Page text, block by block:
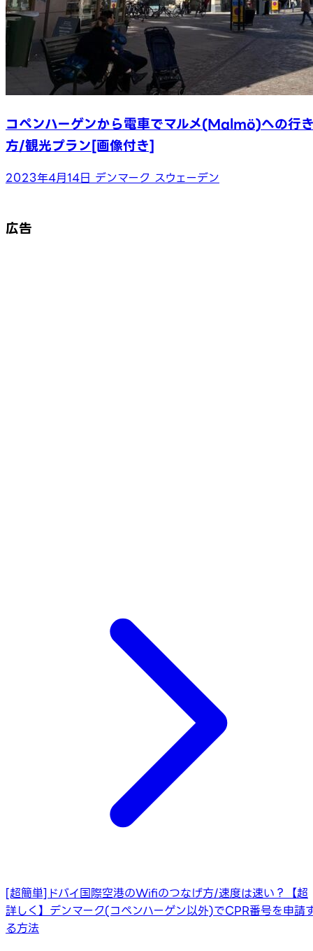
コペンハーゲンから電車でマルメ(Malmö)への行
方/観光プラン[画像付き]
2023年4月14日 デンマーク スウェーデン
広告
[超簡単]ドバイ国際空港のWifiのつなげ方/速度は速い？ 【超
詳しく】デンマーク(コペンハーゲン以外)でCPR番号を申請
る方法